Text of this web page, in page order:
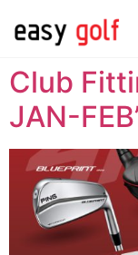
Club
JAN-